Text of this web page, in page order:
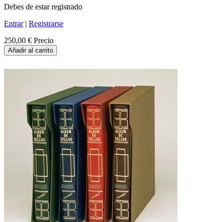
Debes de estar registrado
Entrar| Registrarse
250,00 € Precio
Añadir al carrito